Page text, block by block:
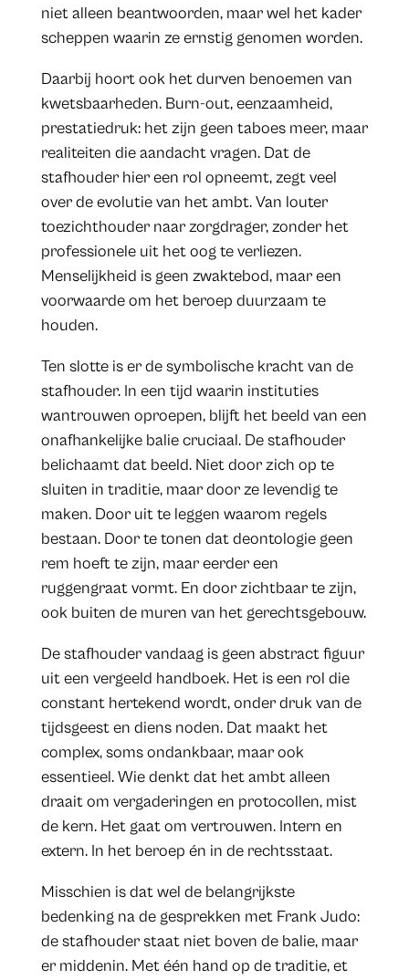
niet alleen beantwoorden, maar wel het kader
scheppen waarin ze ernstig genomen worden.
Daarbij hoort ook het durven benoemen van
kwetsbaarheden. Burn-out, eenzaamheid,
prestatiedruk: het zijn geen taboes meer, maar
realiteiten die aandacht vragen. Dat de
stafhouder hier een rol opneemt, zegt veel
over de evolutie van het ambt. Van louter
toezichthouder naar zorgdrager, zonder het
professionele uit het oog te verliezen.
Menselijkheid is geen zwaktebod, maar een
voorwaarde om het beroep duurzaam te
houden.
Ten slotte is er de symbolische kracht van de
stafhouder. In een tijd waarin instituties
wantrouwen oproepen, blijft het beeld van een
onafhankelijke balie cruciaal. De stafhouder
belichaamt dat beeld. Niet door zich op te
sluiten in traditie, maar door ze levendig te
maken. Door uit te leggen waarom regels
bestaan. Door te tonen dat deontologie geen
rem hoeft te zijn, maar eerder een
ruggengraat vormt. En door zichtbaar te zijn,
ook buiten de muren van het gerechtsgebouw.
De stafhouder vandaag is geen abstract figuur
uit een vergeeld handboek. Het is een rol die
constant hertekend wordt, onder druk van de
tijdsgeest en diens noden. Dat maakt het
complex, soms ondankbaar, maar ook
essentieel. Wie denkt dat het ambt alleen
draait om vergaderingen en protocollen, mist
de kern. Het gaat om vertrouwen. Intern en
extern. In het beroep én in de rechtsstaat.
Misschien is dat wel de belangrijkste
bedenking na de gesprekken met Frank Judo:
de stafhouder staat niet boven de balie, maar
er middenin. Met één hand op de traditie, et